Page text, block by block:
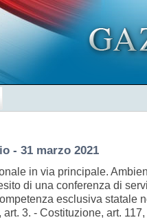
- 31 marzo 2021
in via principale.
di una conferenza di
esclusiva statale
3. - Costituzione, art.